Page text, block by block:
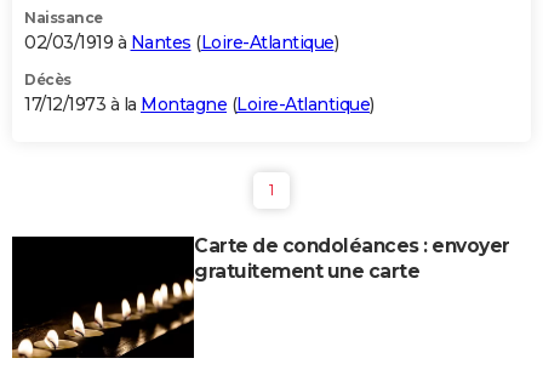
Naissance
02/03/1919 à Nantes (Loire-Atlantique)
Décès
17/12/1973 à la Montagne (Loire-Atlantique)
1
Carte de condoléances : envoyer
gratuitement une carte